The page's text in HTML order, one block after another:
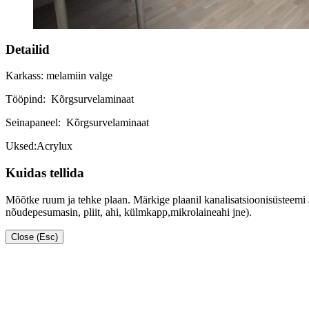
Detailid
Karkass: melamiin valge
Tööpind: Kõrgsurvelaminaat
Seinapaneel: Kõrgsurvelaminaat
Uksed:Acrylux
Kuidas tellida
Mõõtke ruum ja tehke plaan. Märkige plaanil
nõudepesumasin, pliit, ahi, külmkapp,mikrolaineahi jne).
Close (Esc)